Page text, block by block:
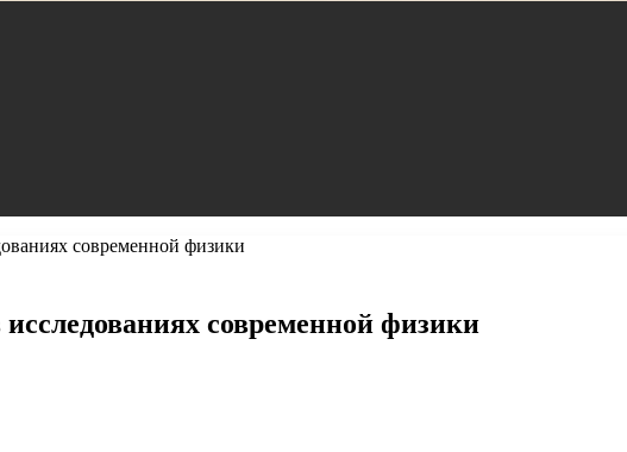
современной физики
современной физики